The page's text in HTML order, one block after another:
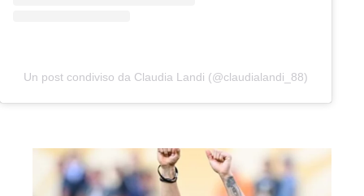
Un post condiviso da Claudia Landi (@claudialandi_88)